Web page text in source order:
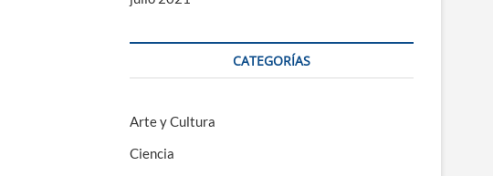
CATEGORÍAS
Arte y Cultura
Ciencia